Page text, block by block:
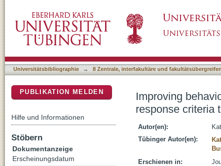
stimulus predictability
Universitätsbibliographie → 8 Zentrale, interfakultäre und
Improving
response criteria
Autor(en):
Tübinger Autor(en):
Erschienen in:
PUBLIKATION MELDEN
Hilfe und Informationen
Stöbern
Dokumentanzeige
Erscheinungsdatum